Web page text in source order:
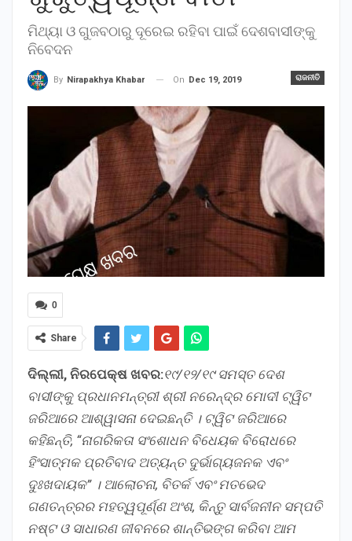
ମିଥ୍ୟା ଓ ଗୁଜବଠାରୁ ଦୂରେଇ ରହିବା ପାଇଁ ଦେଶବାସୀଙ୍କୁ
ନିବେଦନ
ରାଜନୀତି
By Nirapakhya Khabar On Dec 19, 2019
0
Share
ଦିଲ୍ଲୀ, ନିରପେକ୍ଷ ଖବର:୧୯/୧୨/୧୯ ସମସ୍ତ ଦେଶ
ବାସୀଙ୍କୁ ପ୍ରଧାନମନ୍ତ୍ରୀ ଶ୍ରୀ ନରେନ୍ଦ୍ର ମୋଦୀ ଟ୍ୱିଟ
ଜରିଆରେ ଆଶ୍ୱାସନା ଦେଇଛନ୍ତି । ଟ୍ୱିଟ ଜରିଆରେ
କହିଛନ୍ତି, “ନାଗରିକତା ସଂଶୋଧନ ବିଧେୟକ ବିରୋଧରେ
ହିଂସାତ୍ମକ ପ୍ରତିବାଦ ଅତ୍ୟନ୍ତ ଦୁର୍ଭାଗ୍ୟଜନକ ଏବଂ
ଦୁଃଖଦାୟକ” । ଆଲୋଚନା, ବିତର୍କ ଏବଂ ମତଭେଦ
ଗଣତନ୍ତ୍ରର ମହତ୍ୱପୂର୍ଣ୍ଣ ଅଂଶ, କିନ୍ତୁ ସାର୍ବଜନୀନ ସମ୍ପତି
ନଷ୍ଟ ଓ ସାଧାରଣ ଜୀବନରେ ଶାନ୍ତିଭଙ୍ଗ କରିବା ଆମ